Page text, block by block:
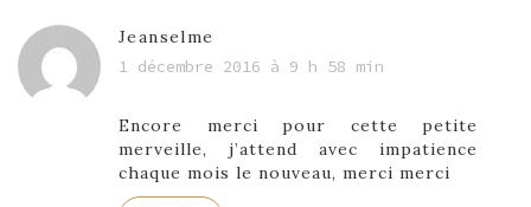
Jeanselme
1 décembre 2016 à 9 h 58 min
Encore merci pour cette petite
merveille, j’attend avec impatience
chaque mois le nouveau, merci merci